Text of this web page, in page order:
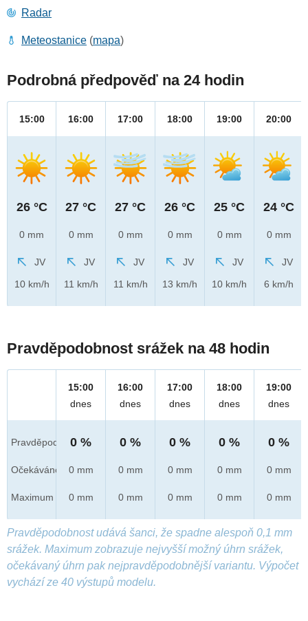
Radar
Meteostanice (mapa)
Podrobná předpověď na 24 hodin
15:00
26 °C
0 mm
JV
10 km/h
16:00
27 °C
0 mm
JV
11 km/h
17:00
27 °C
0 mm
JV
11 km/h
18:00
26 °C
0 mm
JV
13 km/h
19:00
25 °C
0 mm
JV
10 km/h
20:00
24 °C
0 mm
JV
6 km/h
Pravděpodobnost srážek na 48 hodin
Pravděpod.
Očekáváno
Maximum
15:00
dnes
0 %
0 mm
0 mm
16:00
dnes
0 %
0 mm
0 mm
17:00
dnes
0 %
0 mm
0 mm
18:00
dnes
0 %
0 mm
0 mm
19:00
dnes
0 %
0 mm
0 mm
Pravděpodobnost udává šanci, že spadne alespoň 0,1 mm
srážek. Maximum zobrazuje nejvyšší možný úhrn srážek,
očekávaný úhrn pak nejpravděpodobnější variantu. Výpočet
vychází ze 40 výstupů modelu.